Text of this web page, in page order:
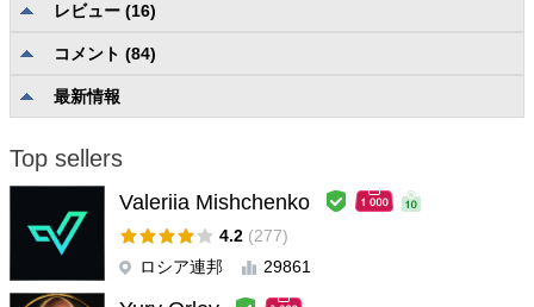
レビュー (16)
カテゴリなしの評価
説明の品質と完全性
Javier Herrera 2025.11.08 04:55 #
Excelente robot, consistente y seguro. Además buenísima
atención.
コメント (84)
最新情報
Top sellers
Valeriia Mishchenko
4.2 (277)
ロシア連邦
29861